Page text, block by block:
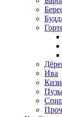
Ива